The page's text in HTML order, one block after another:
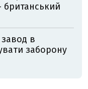
британський
в
заборону